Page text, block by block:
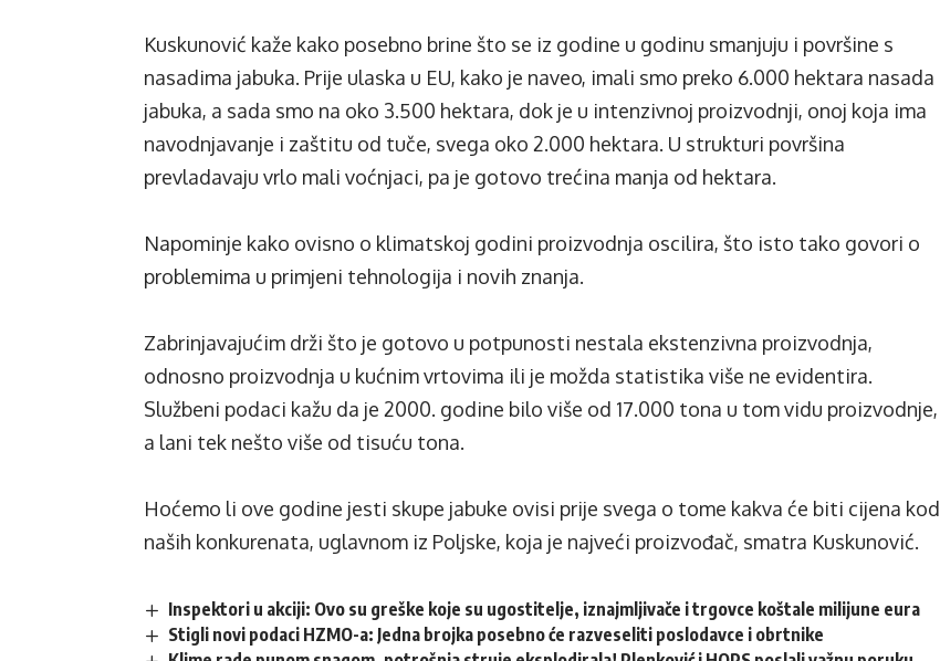
Kuskunović kaže kako posebno brine što se iz godine u godinu smanjuju i površine s
nasadima jabuka. Prije ulaska u EU, kako je naveo, imali smo preko 6.000 hektara nasada
jabuka, a sada smo na oko 3.500 hektara, dok je u intenzivnoj proizvodnji, onoj koja ima
navodnjavanje i zaštitu od tuče, svega oko 2.000 hektara. U strukturi površina
prevladavaju vrlo mali voćnjaci, pa je gotovo trećina manja od hektara.
Napominje kako ovisno o klimatskoj godini proizvodnja oscilira, što isto tako govori o
problemima u primjeni tehnologija i novih znanja.
Zabrinjavajućim drži što je gotovo u potpunosti nestala ekstenzivna proizvodnja,
odnosno proizvodnja u kućnim vrtovima ili je možda statistika više ne evidentira.
Službeni podaci kažu da je 2000. godine bilo više od 17.000 tona u tom vidu proizvodnje,
a lani tek nešto više od tisuću tona.
Hoćemo li ove godine jesti skupe jabuke ovisi prije svega o tome kakva će biti cijena kod
naših konkurenata, uglavnom iz Poljske, koja je najveći proizvođač, smatra Kuskunović.
Inspektori u akciji: Ovo su greške koje su ugostitelje, iznajmljivače i trgovce koštale milijune eura
Stigli novi podaci HZMO-a: Jedna brojka posebno će razveseliti poslodavce i obrtnike